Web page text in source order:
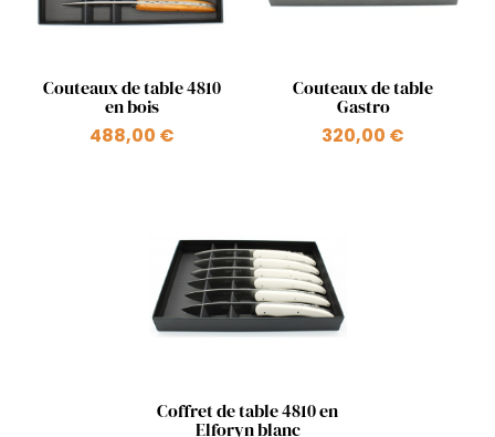
Aperçu rapide
+1
Couteaux de table 4810
en bois
488,00 €
Aperçu rapide
Couteaux de table
Gastro
320,00 €
Aperçu rapide
Coffret de table 4810 en
Elforyn blanc